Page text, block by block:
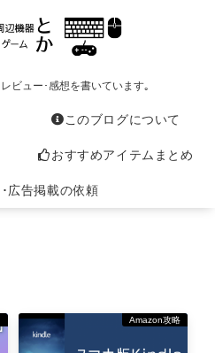
ビュー･感想を書いています｡
このブログについて
おすすめアイテムまとめ
広告掲載の依頼
Amazon攻略